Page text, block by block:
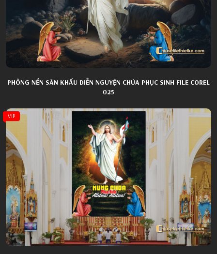
PHÔNG NỀN SÂN KHẤU DIỄN NGUYỆN CHÚA PHỤC SINH FILE COREL
025
VIP